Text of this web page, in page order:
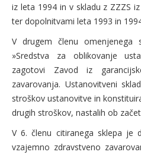
iz leta 1994 in v skladu z ZZZS
ter dopolnitvami leta 1993 in
V drugem členu omenjenega
»Sredstva za oblikovanje
zagotovi Zavod iz
zavarovanja. Ustanovitveni
stroškov ustanovitve in
drugih stroškov, nastalih ob
V 6. členu citiranega sklepa je
vzajemno zdravstveno